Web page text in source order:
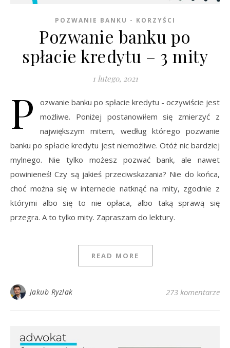
POZWANIE BANKU - KORZYŚCI
Pozwanie banku po
spłacie kredytu – 3 mity
1 lutego, 2021
P
ozwanie banku po spłacie kredytu - oczywiście jest
możliwe. Poniżej postanowiłem się zmierzyć z
największym mitem, według którego pozwanie
banku po spłacie kredytu jest niemożliwe. Otóż nic bardziej
mylnego. Nie tylko możesz pozwać bank, ale nawet
powinieneś! Czy są jakieś przeciwskazania? Nie do końca,
choć można się w internecie natknąć na mity, zgodnie z
którymi albo się to nie opłaca, albo taką sprawą się
przegra. A to tylko mity. Zapraszam do lektury.
READ MORE
Jakub Ryzlak 273 komentarze